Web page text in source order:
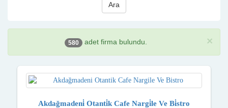
Ara
×
580 adet firma bulundu.
Akdağmadeni̇ Otanti̇k Cafe Nargi̇le Ve Bi̇stro